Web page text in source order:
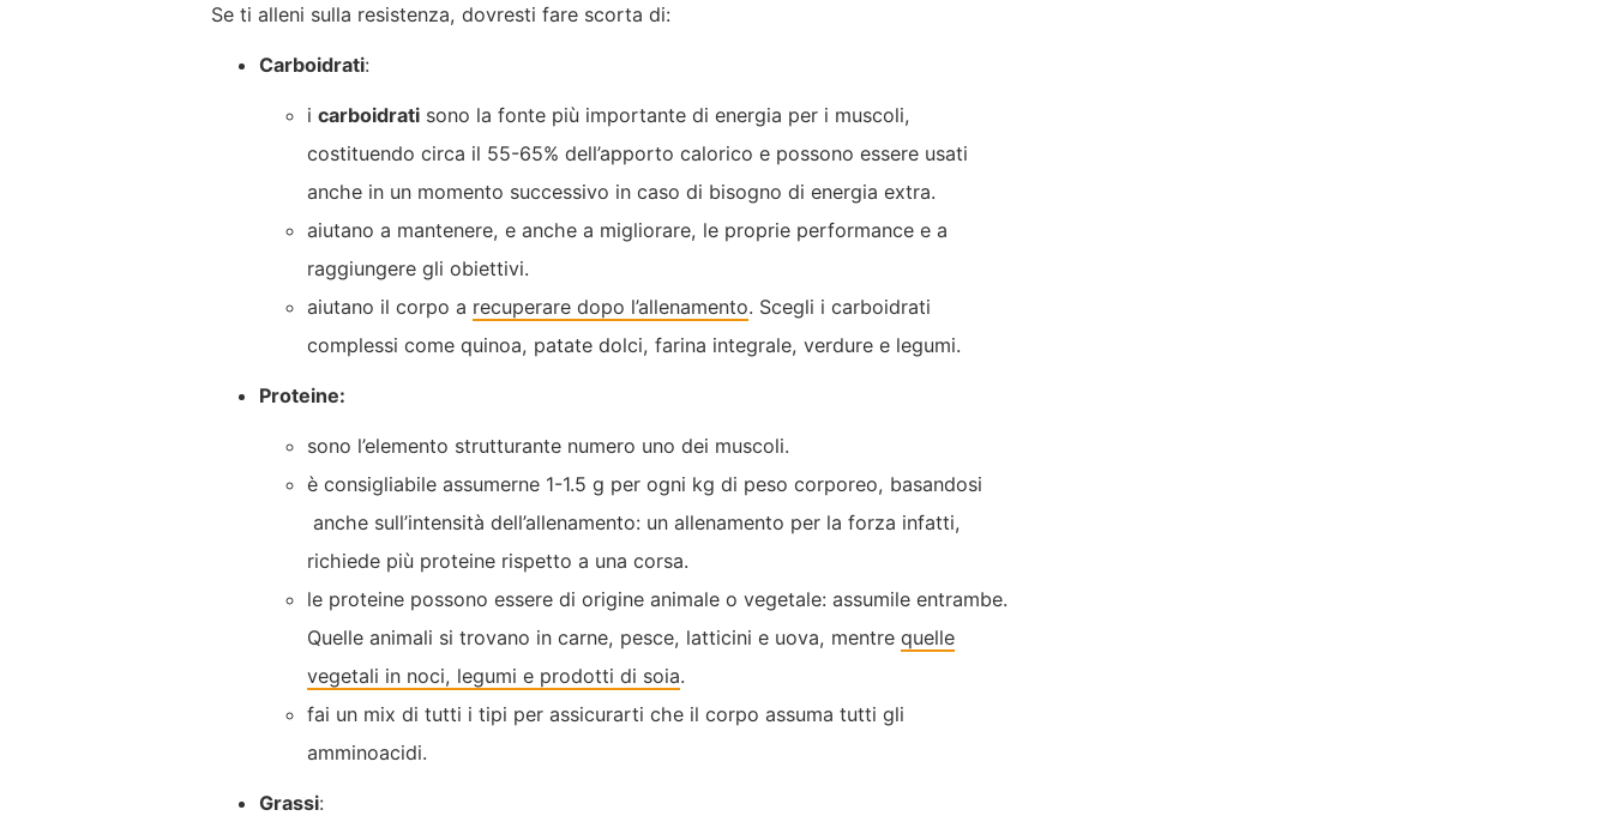
Se ti alleni sulla resistenza, dovresti fare scorta di:
Carboidrati:
i carboidrati sono la fonte più importante di energia per i muscoli,
costituendo circa il 55-65% dell’apporto calorico e possono essere usati
anche in un momento successivo in caso di bisogno di energia extra.
aiutano a mantenere, e anche a migliorare, le proprie performance e a
raggiungere gli obiettivi.
aiutano il corpo a recuperare dopo l’allenamento. Scegli i carboidrati
complessi come quinoa, patate dolci, farina integrale, verdure e legumi.
Proteine:
sono l’elemento strutturante numero uno dei muscoli.
è consigliabile assumerne 1-1.5 g per ogni kg di peso corporeo, basandosi
anche sull’intensità dell’allenamento: un allenamento per la forza infatti,
richiede più proteine rispetto a una corsa.
le proteine possono essere di origine animale o vegetale: assumile entrambe.
Quelle animali si trovano in carne, pesce, latticini e uova, mentre quelle
vegetali in noci, legumi e prodotti di soia.
fai un mix di tutti i tipi per assicurarti che il corpo assuma tutti gli
amminoacidi.
Grassi: